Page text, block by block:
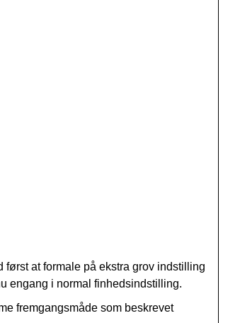
at formale på ekstra grov indstilling
engang i normal finhedsindstilling.
fremgangsmåde som beskrevet